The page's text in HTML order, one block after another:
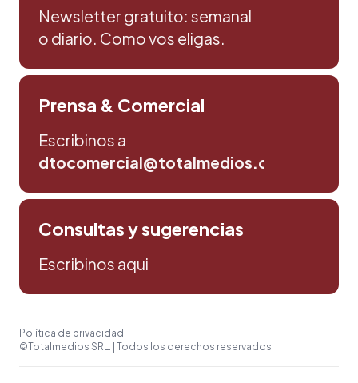
Newsletter gratuito: semanal
o diario. Como vos eligas.
Prensa & Comercial
Escribinos a
dtocomercial@totalmedios.com
Consultas y sugerencias
Escribinos aqui
Política de privacidad
©Totalmedios SRL. | Todos los derechos reservados